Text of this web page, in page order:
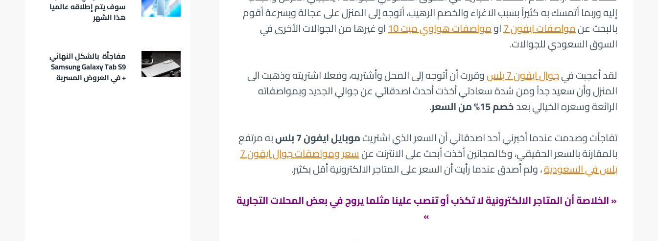
إليه وربما أتمسك به كثيراً بسبب الاغراء والخصم الرهيب، أتوجه إلى المنزل على عجالة وبسرعة أقوم
بالبحث عنمواصفات ايفون 7 اومواصفات هواوي ميت 10
او غيرها من الجوالات الأخرى في
السوق السعودي للجوالات.
لقد أعجبت فيجوال ايفون 7 بلس
وقررت أن أتوجه إلى المحل وأشتريه، وفعلا اشتريته وذهبت الى
المنزل وأن سعيد جداً ومن شدة سعادتي أخذت أحدث اصدقائي عن جوالي الجديد وبمواصفاته
الرائعة وسعره الخيالي بعدخصم 15% من السعر
.
تفاجأت وصدمت عندما أخبرني أحد اصدقائي أن السعر الذي اشتريتموبايل ايفون 7 بلس
به مرتفع
بالمقارنة بالسعر الحقيقي، وكالمجانين أخذت أبحث على الانترنت عن
سعر ومواصفات جوال ايفون 7
بلس في السعودية، ولم أصدق عندما رأيت أن السعر على المتاجر الالكترونية أقل بكثير.
« الخلاصة أن المتاجر الالكترونية لا تكذب أو تنصب علينا مثلما يروج في بعض المحلات التجارية
»
سوف يتم إطلاقه عالميا
هذا الشهر
مفاجأة بالشكل النهائي
Samsung Galaxy Tab S9
+ في العروض المسربة